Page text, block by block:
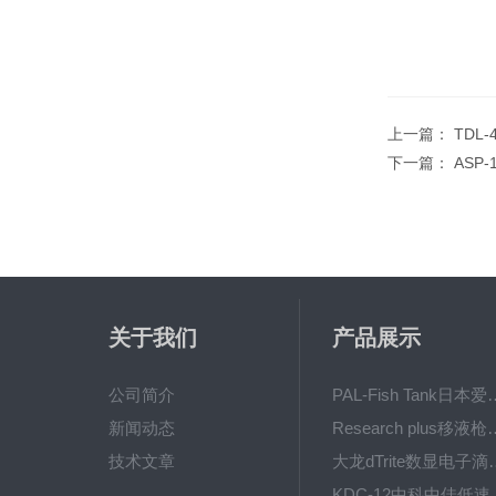
上一篇： TDL-
下一篇： ASP-
关于我们
公司简介
新闻动态
技术文章
产品展示
PAL-Fish Tank
Research plus
大龙dTrite